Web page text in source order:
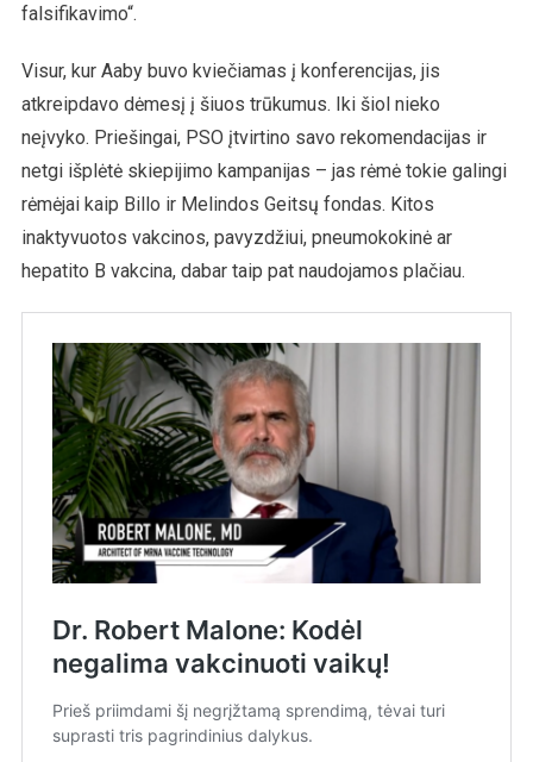
falsifikavimo“.
Visur, kur Aaby buvo kviečiamas į konferencijas, jis
atkreipdavo dėmesį į šiuos trūkumus. Iki šiol nieko
neįvyko. Priešingai, PSO įtvirtino savo rekomendacijas ir
netgi išplėtė skiepijimo kampanijas – jas rėmė tokie galingi
rėmėjai kaip Billo ir Melindos Geitsų fondas. Kitos
inaktyvuotos vakcinos, pavyzdžiui, pneumokokinė ar
hepatito B vakcina, dabar taip pat naudojamos plačiau.